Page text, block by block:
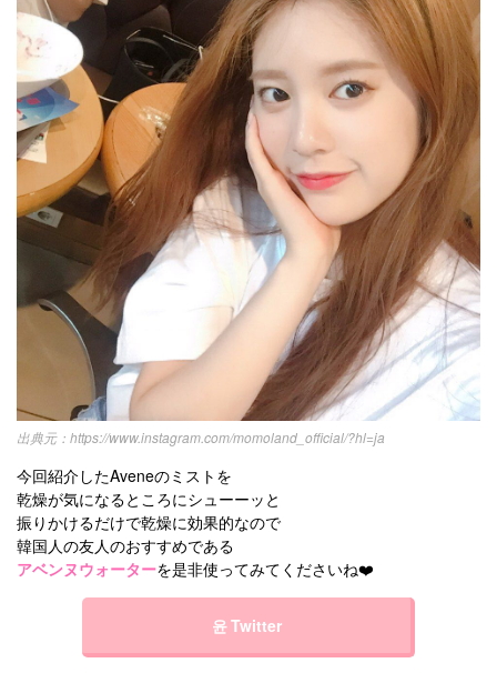
https://www.instagram.com/momoland_official/?hl=ja
今回紹介したAveneのミストを
乾燥が気になるところにシューーッと
振りかけるだけで乾燥に効果的なので
韓国人の友人のおすすめである
アベンヌウォーターを是非使ってみてくださいね❤️
윤 Twitter